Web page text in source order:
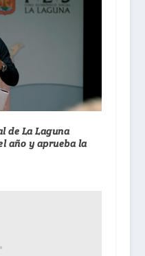
de La Laguna
año y aprueba la